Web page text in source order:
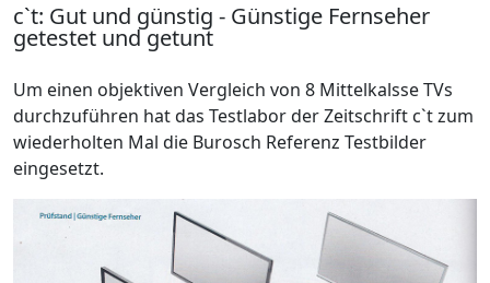
c`t: Gut und günstig - Günstige Fernseher
getestet und getunt
Um einen objektiven Vergleich von 8 Mittelkalsse TVs
durchzuführen hat das Testlabor der Zeitschrift c`t zum
wiederholten Mal die Burosch Referenz Testbilder
eingesetzt.